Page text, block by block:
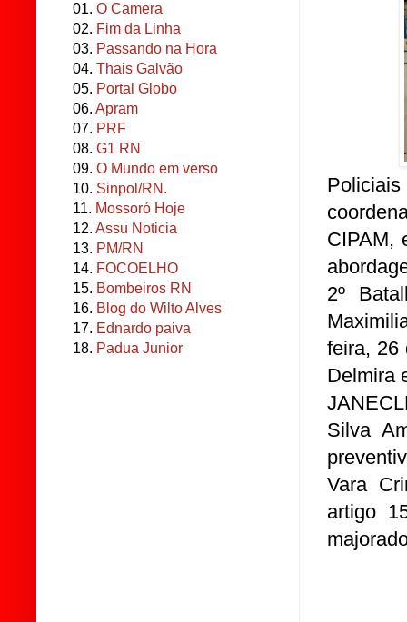
CIPAM,
2º
feira, 26
Delmira
Silva
Vara
artigo
01. O Camera
02. Fim da Linha
03. Passando na Hora
04. Thais Galvão
05. Portal Globo
06. Apram
07. PRF
08. G1 RN
09. O Mundo em verso
10. Sinpol/RN.
11. Mossoró Hoje
12. Assu Noticia
13. PM/RN
14. FOCOELHO
15. Bombeiros RN
16. Blog do Wilto Alves
17. Ednardo paiva
18. Padua Junior